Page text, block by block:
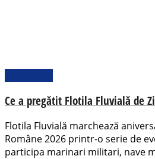
Ce a pregătit Flotila Fluvială de
Flotila Fluvială marchează
Române 2026 printr-o serie de
participa marinari militari, nave